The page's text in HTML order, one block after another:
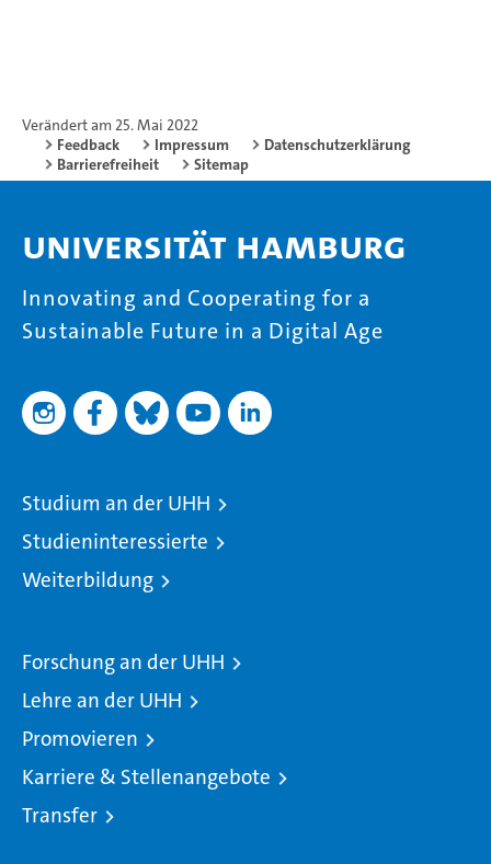
Verändert am 25. Mai 2022
Feedback
Impressum
Datenschutzerklärung
Barrierefreiheit
Sitemap
Universität Hamburg
Innovating and Cooperating for a
Sustainable Future in a Digital Age
Studium an der UHH
Studieninteressierte
Weiterbildung
Forschung an der UHH
Lehre an der UHH
Promovieren
Karriere & Stellenangebote
Transfer